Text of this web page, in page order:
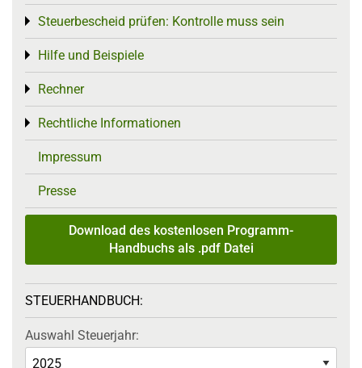
Steuerbescheid prüfen: Kontrolle muss sein
Toggle menu
Hilfe und Beispiele
Toggle menu
Rechner
Toggle menu
Rechtliche Informationen
Toggle menu
Impressum
Presse
Download des kostenlosen Programm-
Handbuchs als .pdf Datei
STEUERHANDBUCH:
Auswahl Steuerjahr: